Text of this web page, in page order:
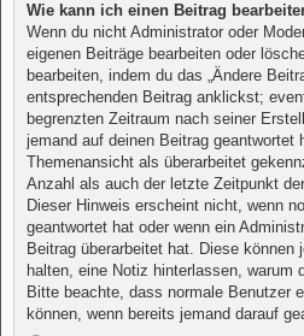
Wie kann ich einen Beitrag
Wenn du nicht Administrator oder
eigenen Beiträge bearbeiten oder
bearbeiten, indem du das „Ändere
entsprechenden Beitrag anklickst;
begrenzten Zeitraum nach seiner
jemand auf deinen Beitrag geantwortet
Themenansicht als überarbeitet
Anzahl als auch der letzte Zeitpunkt
Dieser Hinweis erscheint nicht, wenn
geantwortet hat oder wenn ein
Beitrag überarbeitet hat. Diese
halten, eine Notiz hinterlassen, warum
Bitte beachte, dass normale Benutzer
können, wenn bereits jemand darauf